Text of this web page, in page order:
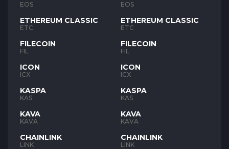
EOS
ETHEREUM CLASSIC
ETC
FILECOIN
FIL
ICON
ICX
KASPA
KAS
KAVA
KAVA
CHAINLINK
LINK
EOS
ETHEREUM CLASSIC
ETC
FILECOIN
FIL
ICON
ICX
KASPA
KAS
KAVA
KAVA
CHAINLINK
LINK